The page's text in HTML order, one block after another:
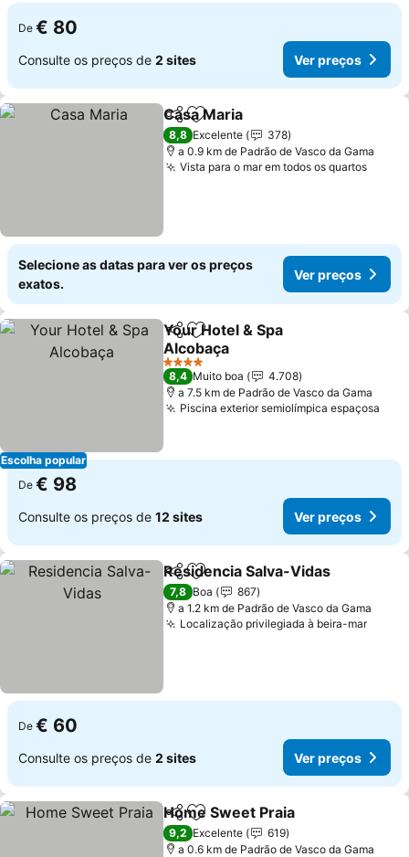
De € 80
Consulte os preços de 2 sites Ver preços
PartilharAdicionar aos favoritos
Casa Maria
8,8 Excelente
378
a 0.9 km de Padrão de Vasco da Gama
Vista para o mar em todos os quartos
Selecione as datas para ver os preços
exatos.
Ver preços
Escolha popular
PartilharAdicionar aos favoritos
Your Hotel & Spa
Alcobaça
4 Estrelas
8,4 Muito boa
4.708
a 7.5 km de Padrão de Vasco da Gama
Piscina exterior semiolímpica espaçosa
De € 98
Consulte os preços de 12 sites Ver preços
PartilharAdicionar aos favoritos
Residencia Salva-Vidas
7,8 Boa
867
a 1.2 km de Padrão de Vasco da Gama
Localização privilegiada à beira-mar
De € 60
Consulte os preços de 2 sites Ver preços
PartilharAdicionar aos favoritos
Home Sweet Praia
9,2 Excelente
619
a 0.6 km de Padrão de Vasco da Gama